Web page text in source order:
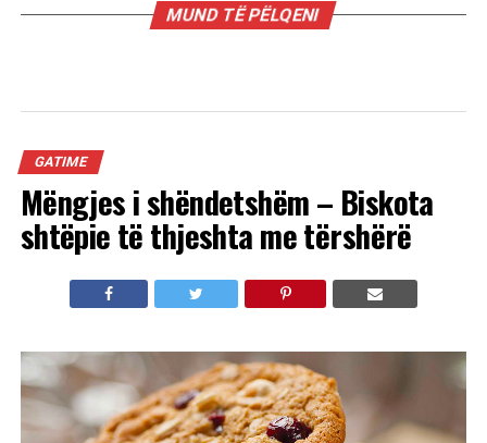
MUND TË PËLQENI
GATIME
Mëngjes i shëndetshëm – Biskota
shtëpie të thjeshta me tërshërë